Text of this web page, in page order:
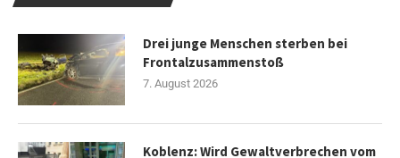
Drei junge Menschen sterben bei
Frontalzusammenstoß
7. August 2026
Koblenz: Wird Gewaltverbrechen vom